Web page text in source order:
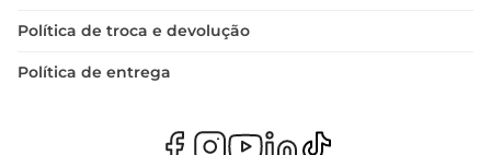
Política de troca e devolução
Política de entrega